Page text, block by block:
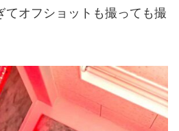
てオフショットも撮っても撮